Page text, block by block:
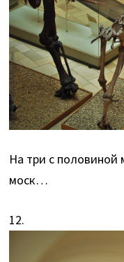
На три с половиной
моск…
12.